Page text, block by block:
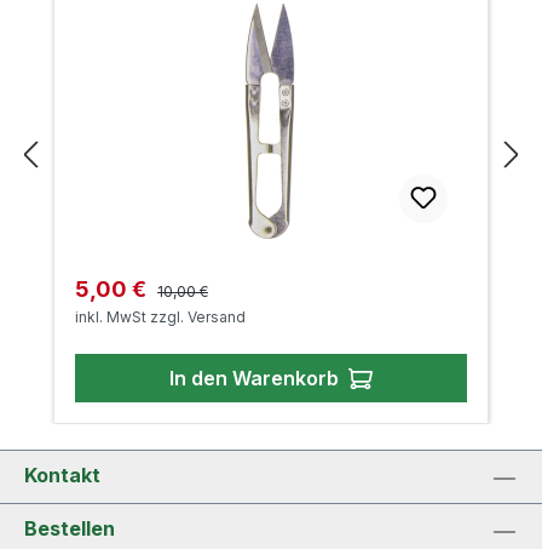
Verkaufspreis:
5,00 € Regulärer Preis:
10,00 €
inkl. MwSt zzgl. Versand
In den Warenkorb
Kontakt
Bestellen